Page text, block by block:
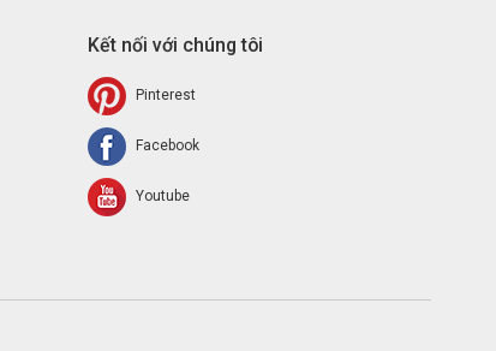
Kết nối với chúng tôi
Pinterest
Facebook
Youtube